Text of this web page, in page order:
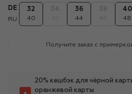
DE
RU
32
40
36
44
40
48
Получите заказ с
20% кешбэк для чёрной
оранжевой карты